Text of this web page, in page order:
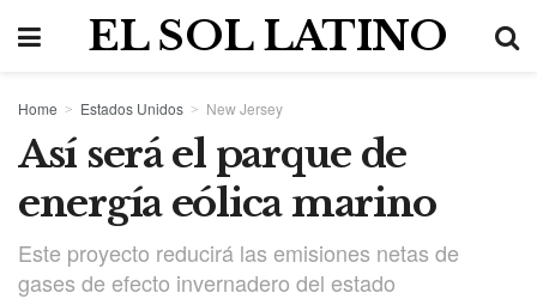
EL SOL LATINO
Home Estados Unidos New Jersey
Así será el parque de
energía eólica marino
Este proyecto reducirá las emisiones netas de
gases de efecto invernadero del estado